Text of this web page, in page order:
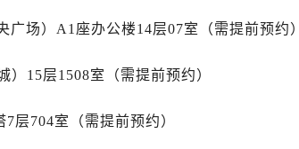
心（需提前预约）
中心（需提前预约）
中心（需提前预约）
场）A1座办公楼14层07室（需提前预约）
15层1508室（需提前预约）
层704室（需提前预约）